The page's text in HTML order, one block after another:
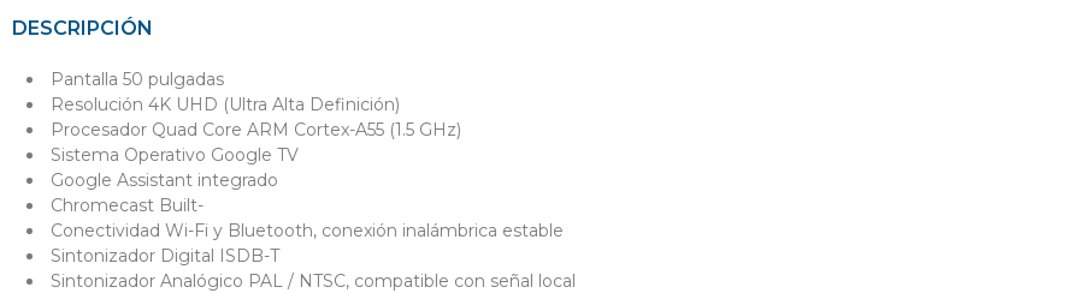
DESCRIPCIÓN
Pantalla 50 pulgadas
Resolución 4K UHD (Ultra Alta Definición)
Procesador Quad Core ARM Cortex-A55 (1.5 GHz)
Sistema Operativo Google TV
Google Assistant integrado
Chromecast Built-
Conectividad Wi-Fi y Bluetooth, conexión inalámbrica estable
Sintonizador Digital ISDB-T
Sintonizador Analógico PAL / NTSC, compatible con señal local